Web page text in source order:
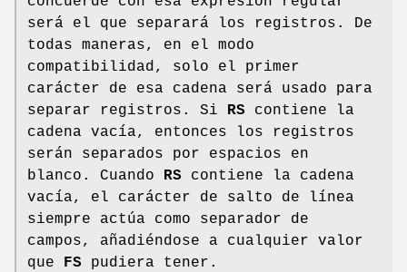
será el que separará los registros. De
todas maneras, en el modo
compatibilidad, solo el primer
carácter de esa cadena será usado para
separar registros. Si RS contiene la
cadena vacía, entonces los registros
serán separados por espacios en
blanco. Cuando RS contiene la cadena
vacía, el carácter de salto de línea
siempre actúa como separador de
campos, añadiéndose a cualquier valor
que FS pudiera tener.